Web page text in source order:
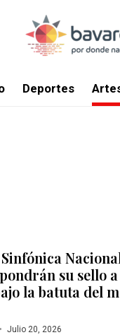
Deportes
su sello
la batuta del
Julio 20, 2026